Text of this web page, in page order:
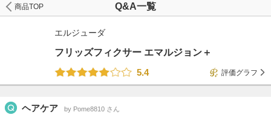
Q&A一覧
商品TOP
エルジューダ
フリッズフィクサー エマルジョン＋
5.4
評価グラフ
ヘアケア by Pome8810 さん